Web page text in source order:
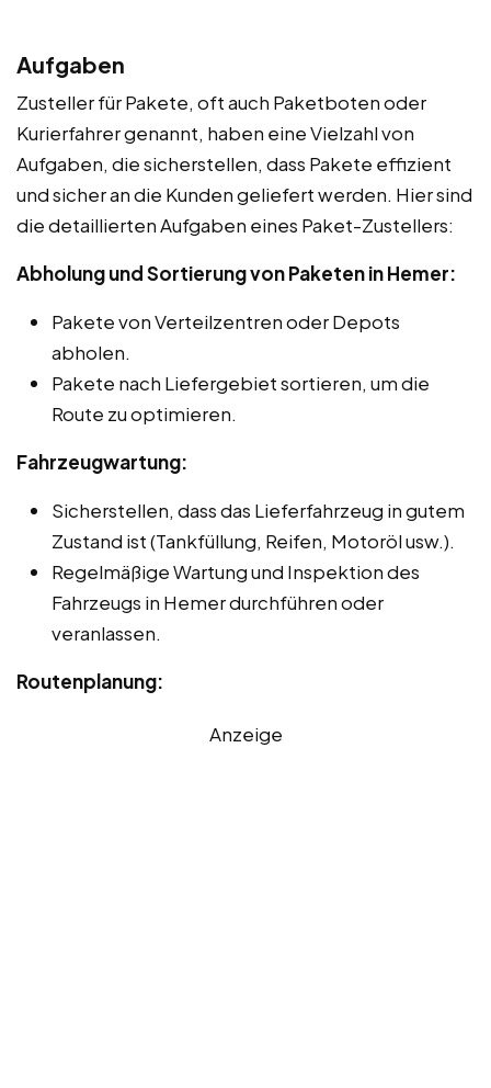
Aufgaben
Zusteller für Pakete, oft auch Paketboten oder
Kurierfahrer genannt, haben eine Vielzahl von
Aufgaben, die sicherstellen, dass Pakete effizient
und sicher an die Kunden geliefert werden. Hier sind
die detaillierten Aufgaben eines Paket-Zustellers:
Abholung und Sortierung von Paketen in Hemer:
Pakete von Verteilzentren oder Depots
abholen.
Pakete nach Liefergebiet sortieren, um die
Route zu optimieren.
Fahrzeugwartung:
Sicherstellen, dass das Lieferfahrzeug in gutem
Zustand ist (Tankfüllung, Reifen, Motoröl usw.).
Regelmäßige Wartung und Inspektion des
Fahrzeugs in Hemer durchführen oder
veranlassen.
Routenplanung:
Anzeige